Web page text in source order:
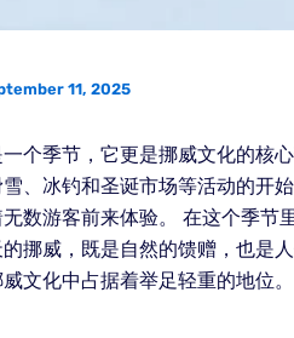
11, 2025
个季节，它更是挪威文化的核
、冰钓和圣诞市场等活动的开
数游客前来体验。 在这个季
挪威，既是自然的馈赠，也是
文化中占据着举足轻重的地位。